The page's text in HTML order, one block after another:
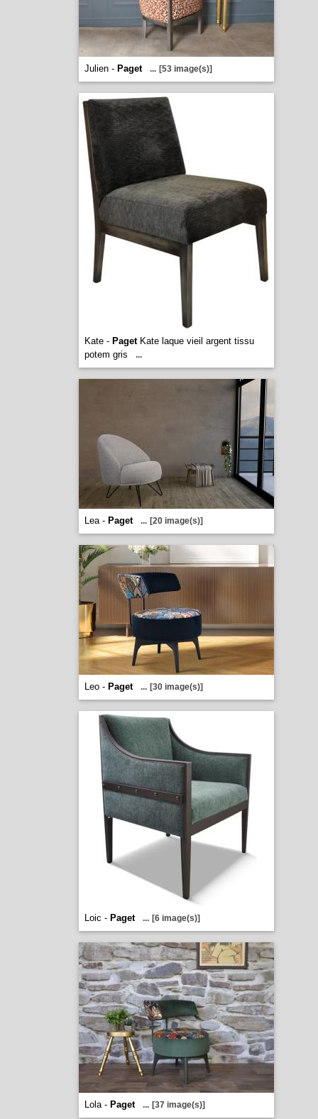
Julien - Paget ... [53 image(s)]
Kate - PagetKate laque vieil argent tissu
potem gris
...
Lea - Paget ... [20 image(s)]
Leo - Paget ... [30 image(s)]
Loic - Paget ... [6 image(s)]
Lola - Paget ... [37 image(s)]